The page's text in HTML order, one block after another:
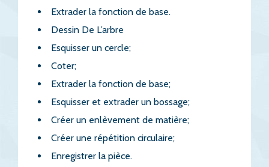
Extrader la fonction de base.
Dessin De L’arbre
Esquisser un cercle;
Coter;
Extrader la fonction de base;
Esquisser et extrader un bossage;
Créer un enlèvement de matière;
Créer une répétition circulaire;
Enregistrer la pièce.